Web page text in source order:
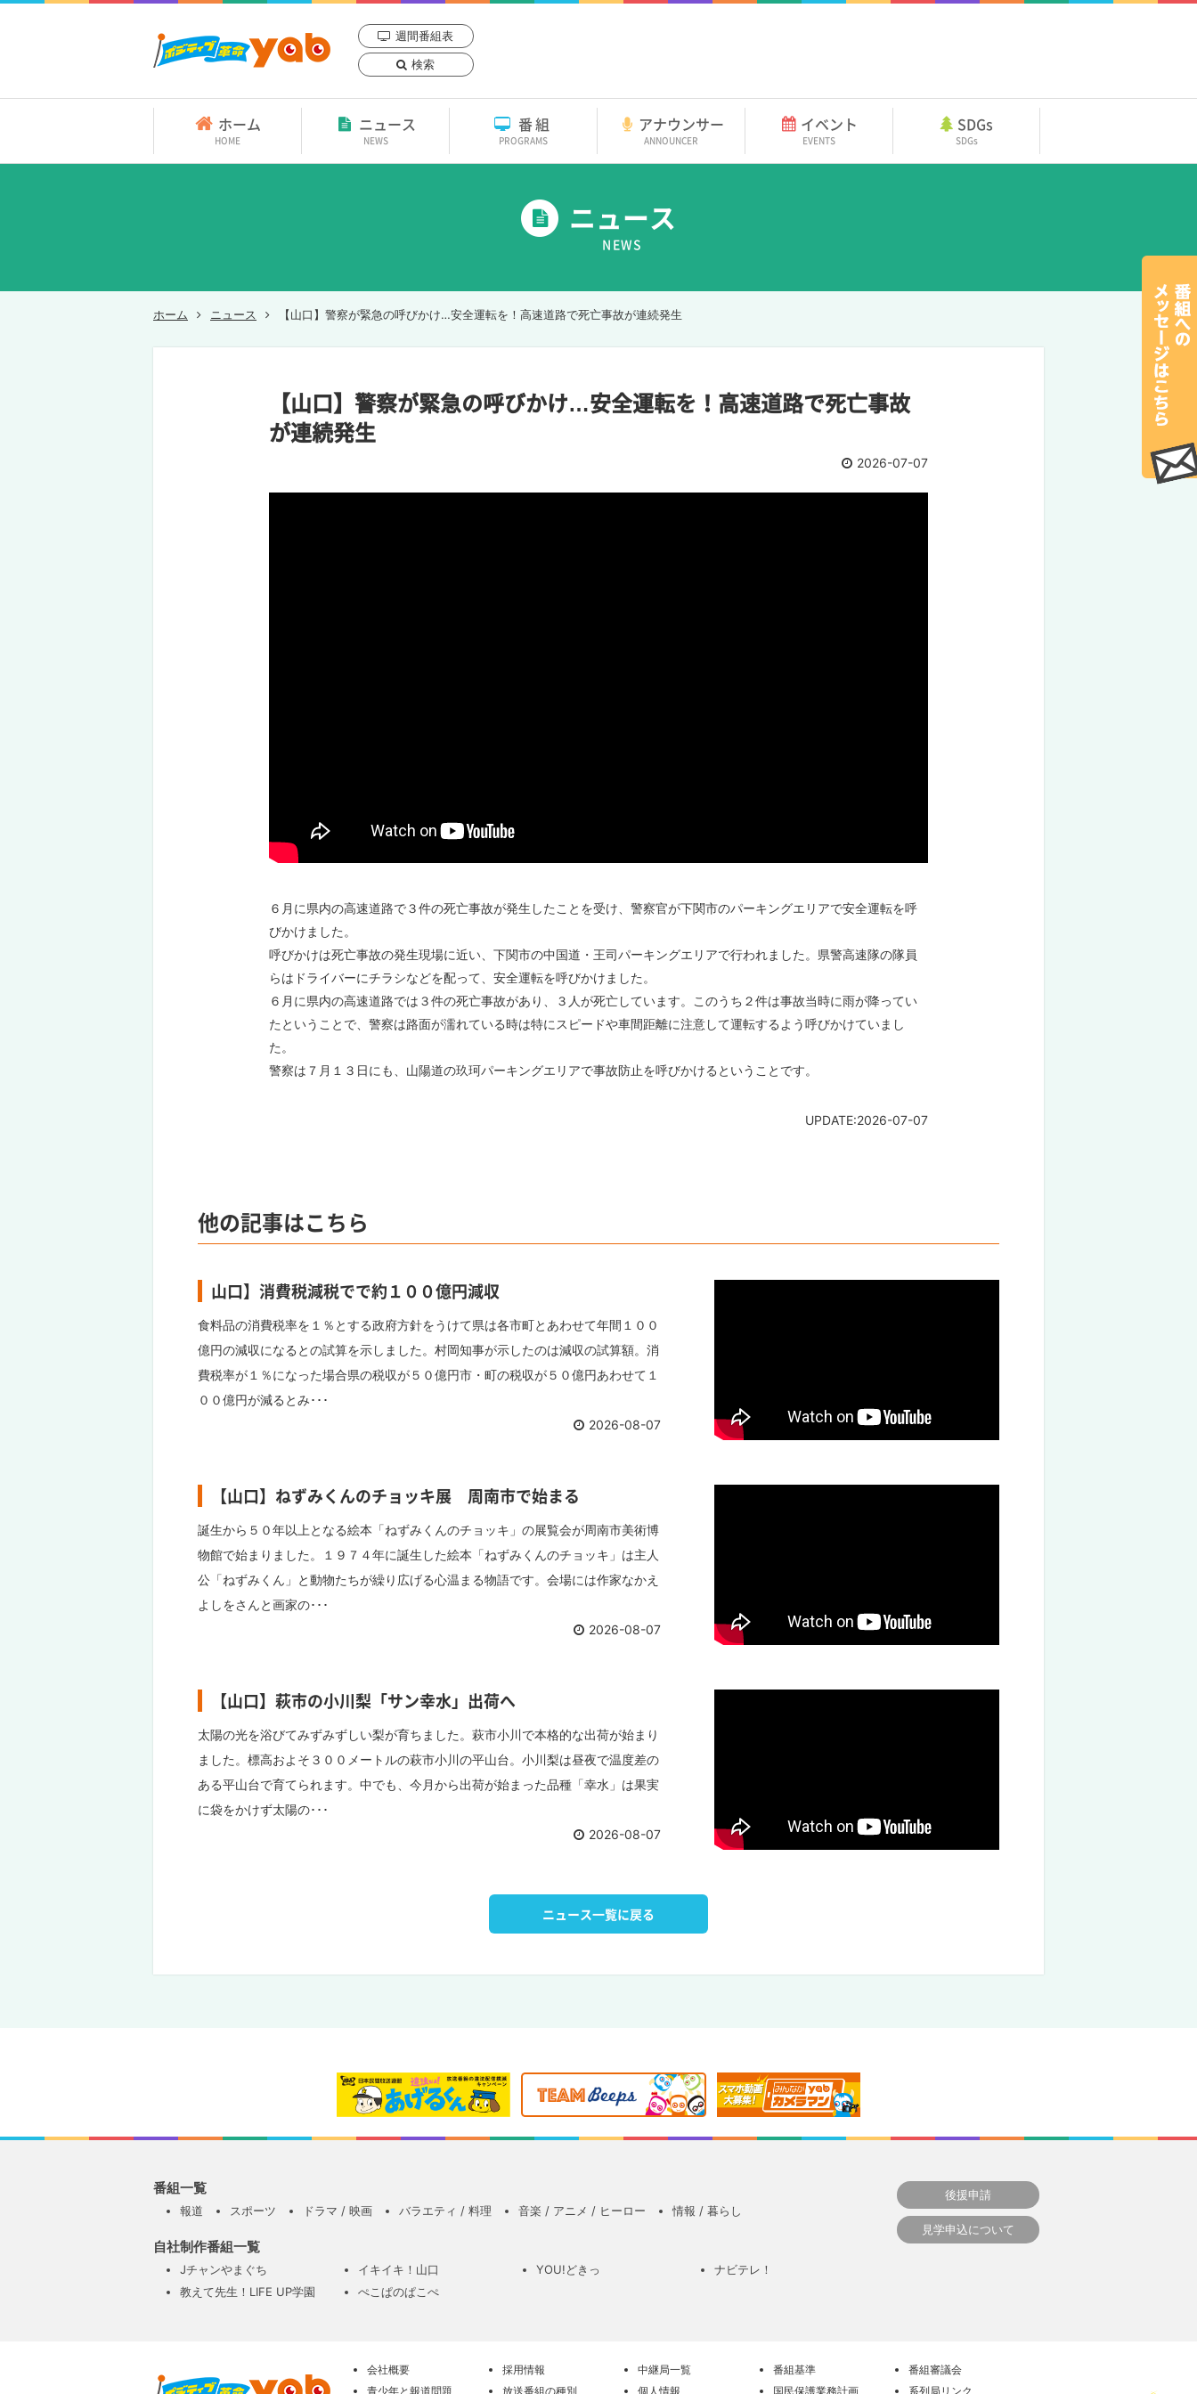
週間番組表
検索
ホーム
HOME
ニュース
NEWS
番組
PROGRAMS
アナウンサー
ANNOUNCER
イベント
EVENTS
SDGs
SDGs
ニュース
NEWS
ホーム ニュース 【山口】警察が緊急の呼びかけ…安全運転を！高速道路で死亡事故が連続発生
【山口】警察が緊急の呼びかけ…安全運転を！高速道路で死亡事故
が連続発生
2026-07-07
６月に県内の高速道路で３件の死亡事故が発生したことを受け、警察官が下関市のパーキングエリアで安全運転を呼
びかけました。
呼びかけは死亡事故の発生現場に近い、下関市の中国道・王司パーキングエリアで行われました。県警高速隊の隊員
らはドライバーにチラシなどを配って、安全運転を呼びかけました。
６月に県内の高速道路では３件の死亡事故があり、３人が死亡しています。このうち２件は事故当時に雨が降ってい
たということで、警察は路面が濡れている時は特にスピードや車間距離に注意して運転するよう呼びかけていまし
た。
警察は７月１３日にも、山陽道の玖珂パーキングエリアで事故防止を呼びかけるということです。
UPDATE:2026-07-07
他の記事はこちら
山口】消費税減税でで約１００億円減収
食料品の消費税率を１％とする政府方針をうけて県は各市町とあわせて年間１００
億円の減収になるとの試算を示しました。村岡知事が示したのは減収の試算額。消
費税率が１％になった場合県の税収が５０億円市・町の税収が５０億円あわせて１
００億円が減るとみ･･･
2026-08-07
【山口】ねずみくんのチョッキ展 周南市で始まる
誕生から５０年以上となる絵本「ねずみくんのチョッキ」の展覧会が周南市美術博
物館で始まりました。１９７４年に誕生した絵本「ねずみくんのチョッキ」は主人
公「ねずみくん」と動物たちが繰り広げる心温まる物語です。会場には作家なかえ
よしをさんと画家の･･･
2026-08-07
【山口】萩市の小川梨「サン幸水」出荷へ
太陽の光を浴びてみずみずしい梨が育ちました。萩市小川で本格的な出荷が始まり
ました。標高およそ３００メートルの萩市小川の平山台。小川梨は昼夜で温度差の
ある平山台で育てられます。中でも、今月から出荷が始まった品種「幸水」は果実
に袋をかけず太陽の･･･
2026-08-07
ニュース一覧に戻る
番組一覧
報道 スポーツ ドラマ / 映画 バラエティ / 料理 音楽 / アニメ / ヒーロー 情報 / 暮らし
自社制作番組一覧
Jチャンやまぐち イキイキ！山口 YOU!どきっ
ナビテレ！
教えて先生！LIFE UP学園
ぺこぱのぱこぺ
後援申請
見学申込について
会社概要 採用情報 中継局一覧 番組基準
番組審議会
青少年と報道問題
放送番組の種別 個人情報 国民保護業務計画 系列局リンク